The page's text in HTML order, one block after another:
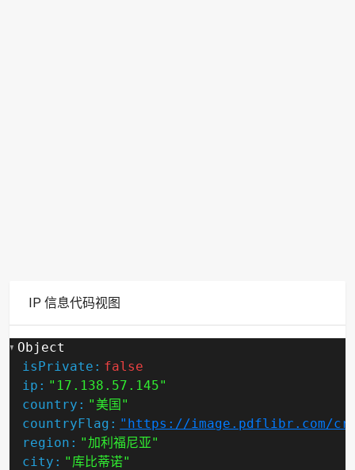
IP 信息代码视图
Object
isPrivate: false
ip: "17.138.57.145"
country: "美国"
countryFlag: "https://image.pdflibr.com/
region: "加利福尼亚"
city: "库比蒂诺"